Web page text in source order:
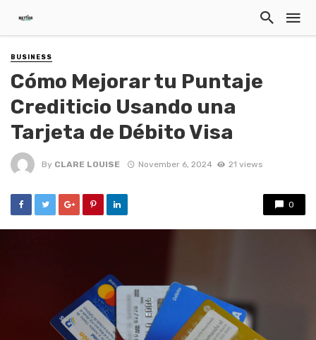
BUSINESS
Cómo Mejorar tu Puntaje
Crediticio Usando una
Tarjeta de Débito Visa
By CLARE LOUISE November 6, 2024 21 views
0